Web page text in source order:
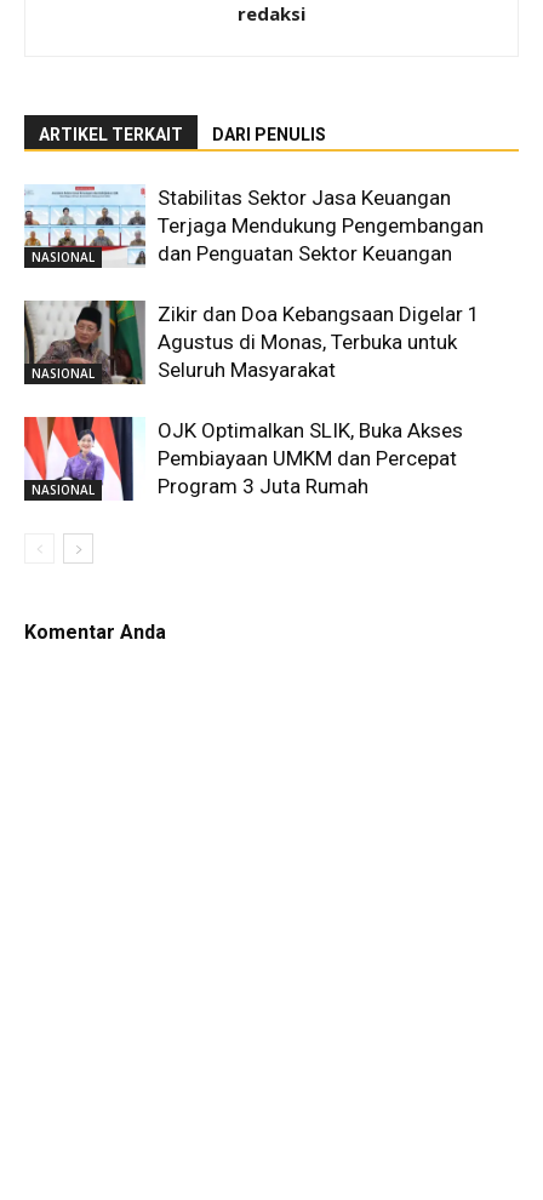
redaksi
ARTIKEL TERKAIT DARI PENULIS
NASIONAL
Stabilitas Sektor Jasa Keuangan
Terjaga Mendukung Pengembangan
dan Penguatan Sektor Keuangan
NASIONAL
Zikir dan Doa Kebangsaan Digelar 1
Agustus di Monas, Terbuka untuk
Seluruh Masyarakat
NASIONAL
OJK Optimalkan SLIK, Buka Akses
Pembiayaan UMKM dan Percepat
Program 3 Juta Rumah
Komentar Anda